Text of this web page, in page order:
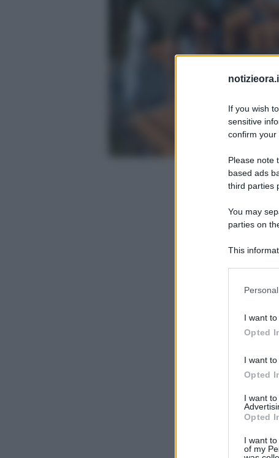
If you wish
sensitive
confirm your
Please note
based ads
third parties
You may
parties on
This
information
deny
in below
I want
Opted
I want
Opted
I want
Opted
I want
of my